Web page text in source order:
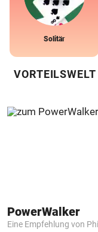
Solitär
PowerWalker
Eine Empfehlung von